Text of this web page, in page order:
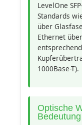
LevelOne
Standards
über
Ethernet
1000Base-T).
Optische
Bedeutung